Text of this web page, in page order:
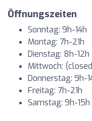
Öffnungszeiten
Sonntag: 9h-14h
Montag: 7h-21h
Dienstag: 8h-12h
Mittwoch:
Donnerstag: 9h-
Freitag: 7h-21h
Samstag: 9h-15h